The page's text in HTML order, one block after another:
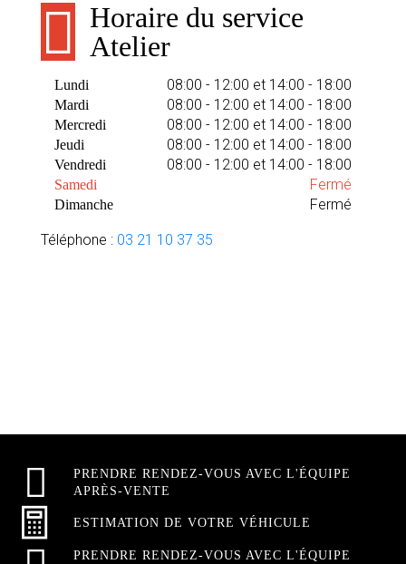
Horaire du service
Atelier
Lundi 08:00 - 12:00 et 14:00 - 18:00
Mardi 08:00 - 12:00 et 14:00 - 18:00
Mercredi 08:00 - 12:00 et 14:00 - 18:00
Jeudi 08:00 - 12:00 et 14:00 - 18:00
Vendredi 08:00 - 12:00 et 14:00 - 18:00
Samedi Fermé
Dimanche Fermé
Téléphone : 03 21 10 37 35
PRENDRE RENDEZ-VOUS AVEC L'ÉQUIPE
APRÈS-VENTE
ESTIMATION DE VOTRE VÉHICULE
PRENDRE RENDEZ-VOUS AVEC L'ÉQUIPE